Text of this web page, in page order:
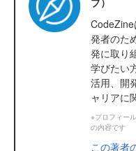
発者のた
発に取り
学びたい
活用、開
ャリアに
※プロフィー
の内容です
この著者